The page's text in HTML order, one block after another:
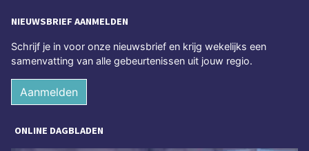
NIEUWSBRIEF AANMELDEN
Schrijf je in voor onze nieuwsbrief en krijg wekelijks een
samenvatting van alle gebeurtenissen uit jouw regio.
Aanmelden
ONLINE DAGBLADEN